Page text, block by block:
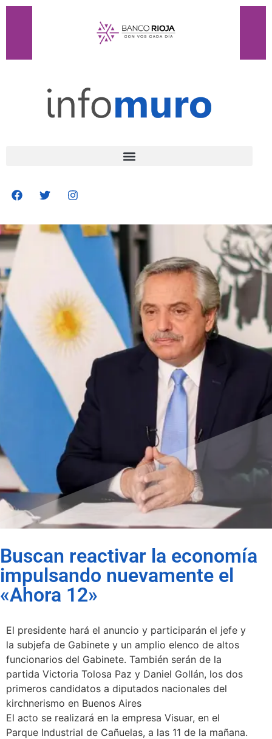
Buscan reactivar la economía
impulsando nuevamente el
«Ahora 12»
El presidente hará el anuncio y participarán el jefe y
la subjefa de Gabinete y un amplio elenco de altos
funcionarios del Gabinete. También serán de la
partida Victoria Tolosa Paz y Daniel Gollán, los dos
primeros candidatos a diputados nacionales del
kirchnerismo en Buenos Aires
El acto se realizará en la empresa Visuar, en el
Parque Industrial de Cañuelas, a las 11 de la mañana.